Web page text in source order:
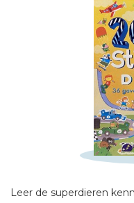
Leer de superdieren
Schrijf hieronder je